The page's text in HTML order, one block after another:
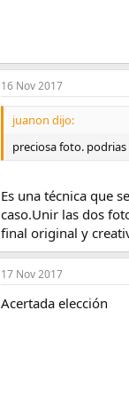
16 Nov 2017
juanon dijo:
preciosa foto.
Es una técnica que
caso.Unir las dos
final original y
17 Nov 2017
Acertada elección